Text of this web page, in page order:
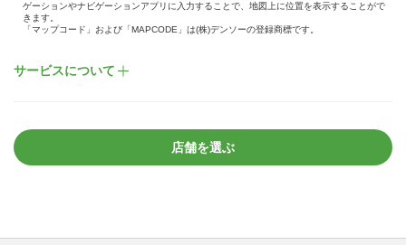
ゲーションやナビゲーションアプリに入力することで、地図上に位置を表示することがで
きます。
「マップコード」および「MAPCODE」は(株)デンソーの登録商標です。
サービスについて
店舗を選ぶ